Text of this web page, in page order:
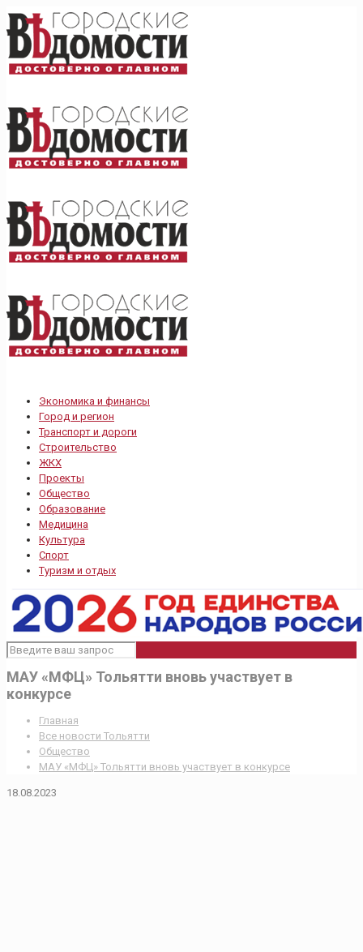
Экономика и финансы
Город и регион
Транспорт и дороги
Строительство
ЖКХ
Проекты
Общество
Образование
Медицина
Культура
Спорт
Туризм и отдых
МАУ «МФЦ» Тольятти вновь участвует в
конкурсе
Главная
Все новости Тольятти
Общество
МАУ «МФЦ» Тольятти вновь участвует в конкурсе
18.08.2023